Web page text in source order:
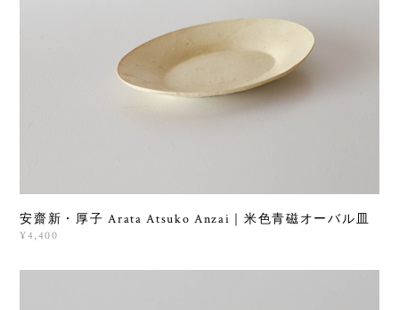
安齋新・厚子 Arata Atsuko Anzai｜米色青磁オーバル皿
¥4,400